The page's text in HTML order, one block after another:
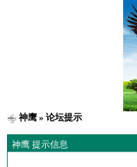
神鹰» 论坛提示
神鹰 提示信息